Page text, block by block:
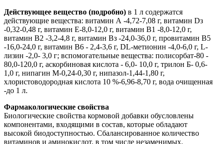
Действующее вещество (подробно) в 1 л содержатся
действующие вещества: витамин А -4,72-7,08 г, витамин Dз
-0,32-0,48 г, витамин Е-8,0-12,0 г, витамин В1 -8,0-12,0 г,
витамин В2 -3,2-4,8 г, витамин Вз -24,0-36,0 г, провитамин B5
-16,0-24,0 г, витамин В6 - 2,4-3,6 г, DL-метионин -4,0-6,0 г, L-
лизин -2,0- 3,0 г; вспомогательные вещества: полисорбат-80 -
80,0-120,0 г, аскорбиновая кислота - 6,0- 10,0 г, трилон Б- 0,6-
1,0 г, нипагин М-0,24-0,30 г, нипазол-1,44-1,80 г,
хлористоводородная кислота 10 %-6,96-8,70 г, вода очищенная
-до 1 л.
Фармакологические свойства
Биологические свойства кормовой добавки обусловлены
компонентами, входящими в состав, которые обладают
высокой биодоступностью. Сбалансированное количество
витаминов и аминокислот, в том числе незаменимых,